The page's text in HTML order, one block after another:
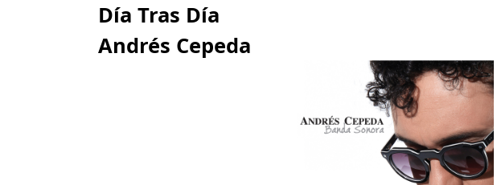
Día Tras Día
Andrés Cepeda